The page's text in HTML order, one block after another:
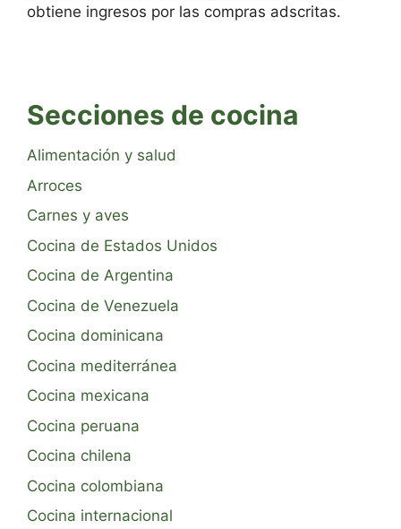
obtiene ingresos por las compras adscritas.
Secciones de cocina
Alimentación y salud
Arroces
Carnes y aves
Cocina de Estados Unidos
Cocina de Argentina
Cocina de Venezuela
Cocina dominicana
Cocina mediterránea
Cocina mexicana
Cocina peruana
Cocina chilena
Cocina colombiana
Cocina internacional